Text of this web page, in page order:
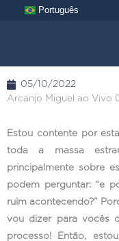
Português
05/10/2022
Arcanjo Miguel ao Vivo
Estou contente por
toda a massa
principalmente sobre
podem perguntar: “e
ruim acontecendo?”
vou dizer para vocês
processo! Então,